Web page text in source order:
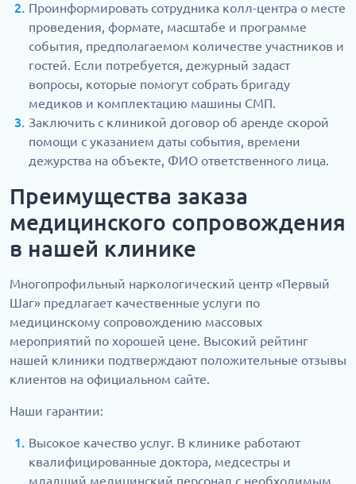
Проинформировать сотрудника колл-центра о месте
проведения, формате, масштабе и программе
события, предполагаемом количестве участников и
гостей. Если потребуется, дежурный задаст
вопросы, которые помогут собрать бригаду
медиков и комплектацию машины СМП.
Заключить с клиникой договор об аренде скорой
помощи с указанием даты события, времени
дежурства на объекте, ФИО ответственного лица.
Преимущества заказа
медицинского сопровождения
в нашей клинике
Многопрофильный наркологический центр «Первый
Шаг» предлагает качественные услуги по
медицинскому сопровождению массовых
мероприятий по хорошей цене. Высокий рейтинг
нашей клиники подтверждают положительные отзывы
клиентов на официальном сайте.
Наши гарантии:
Высокое качество услуг. В клинике работают
квалифицированные доктора, медсестры и
младший медицинский персонал с необходимым